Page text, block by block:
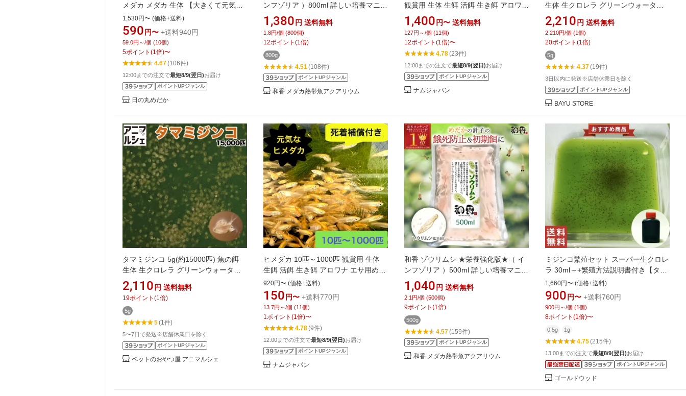
メダカ メダカ 生体 【大きくて元気な
個体】 (10匹〜1000匹) 大粒 めだか 観
賞 飼育 生き餌 餌用 ひめだか アロワナ
初心者 死着保証
1,530円〜 (価格+送料)
590円〜 +送料940円
59.0円～/個 (10個)
5ポイント (1 倍)〜
4.67(106件)
12:00までの注文で最短8/9(翌日)お届け
ポイントUPジャンル
日の丸めだか
ンフゾリア ）800ml 詳しい培養マニュ
アル付 めだか メダカ 金魚 稚魚針子 生
餌 えさ 有名ブリーダー 熱帯魚ショッ
プ 教育機関など納品しています。
PSB クロレラ
1,380円 送料無料
1.8円/個 (800個)
12ポイント (1 倍)
800g
4.51 (108件)
ポイントUPジャンル
和香 メダカ熱帯魚アクアリウム
観賞用 生体 生餌 活餌 生き餌 アロワナ
エサ用めだか エサ用メダカ 活き餌 ひ
めだか ヒメダカ 川魚 大型魚 肉食魚 ナ
ムジャパン
1,400円〜 送料無料
127円～/個 (11個)
12ポイント (1 倍)〜
4.78(23件)
12:00までの注文で最短8/9(翌日)お届け
ポイントUPジャンル
ナムジャパン
生体 生クロレラ グリーンウォーター
メダカ めだか 【メダカフレンド】 金
魚 熱帯魚 ベタ 稚魚 針子 微生物 メダ
カの餌 生き餌 ミジンコ 送料無料 ※北
海道・沖縄・離島は発送不可
2,210円 送料無料
2,210円/個 (1個)
20ポイント (1 倍)
5g
4.37(19件)
3日以内に発送※店舗休業日を除く
ポイントUPジャンル
BAYU STORE
タマミジンコ 5g(約15000匹) 魚の餌
生体 生クロレラ グリーンウォーター
メダカ めだか 【メダカフレンド】 金
魚 熱帯魚 ベタ 稚魚 針子 微生物 メダ
カの餌 生き餌 ミジンコ 送料無料 ※北
海道・沖縄・離島は発送不可
2,110円 送料無料
19ポイント (1 倍)
5g
5(1件)
5〜7日で発送※店舗休業日を除く
ポイントUPジャンル
ペットのおやつ屋 アニマルシェ
ヒメダカ 10匹～1000匹 観賞用 生体
生餌 活餌 生き餌 アロワナ エサ用めだ
か エサ用メダカ 活き餌 ひめだか ヒメ
ダカ 川魚 大型魚 肉食魚 ナムジャパン
920円〜 (価格+送料)
150円〜 +送料770円
13.7円～/個 (11個)
1 ポイント (1 倍)〜
4.78(9件)
12:00までの注文で最短8/9(翌日)お届け
ポイントUPジャンル
ナムジャパン
和香 ゾウリムシ ★栄養強化版★（ イ
ンフゾリア ）500ml 詳しい培養マニュ
アル付 めだか メダカ 金魚 稚魚針子 生
餌 えさ 餌 めだか餌 有名ブリーダー 熱
帯魚ショップ 教育機関など納品してい
ます。 PSB クロレラ
1,040円 送料無料
2.1円/個 (500個)
9ポイント (1 倍)
500g
4.57(159件)
ポイントUPジャンル
和香 メダカ熱帯魚アクアリウム
ミジンコ繁殖セット スーパー生クロレ
ラ 30ml～+繁殖方法説明書付き【タマ
ミジンコ】
1,660円〜 (価格+送料)
900円〜 +送料760円
900円～/個 (1個)
8ポイント (1 倍)〜
0.5g 1g
4.75(215件)
13:00までの注文で最短8/9(翌日)お届け
ポイントUPジャンル
ゴールドウッド